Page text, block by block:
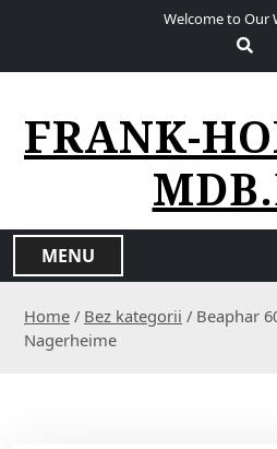
Welcome to Our
FRANK-
MENU
Home / Bez kategorii / Beaphar
Nagerheime